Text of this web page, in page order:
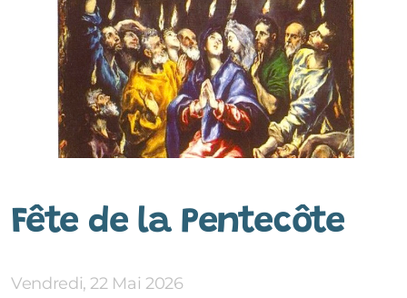
Fête de la Pentecôte
Vendredi, 22 Mai 2026